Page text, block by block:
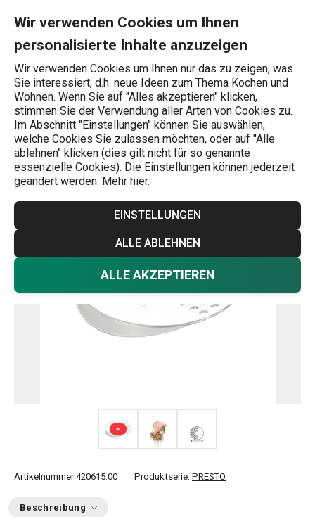
Wir verwenden Cookies um Ihnen
personalisierte Inhalte anzuzeigen
Wir verwenden Cookies um Ihnen nur das zu zeigen, was
Sie interessiert, d.h. neue Ideen zum Thema Kochen und
Wohnen. Wenn Sie auf "Alles akzeptieren" klicken,
stimmen Sie der Verwendung aller Arten von Cookies zu.
Im Abschnitt "Einstellungen" können Sie auswählen,
welche Cookies Sie zulassen möchten, oder auf "Alle
ablehnen" klicken (dies gilt nicht für so genannte
essenzielle Cookies). Die Einstellungen können jederzeit
geändert werden. Mehr hier.
EINSTELLUNGEN
ALLE ABLEHNEN
ALLE AKZEPTIEREN
Wonach suchen Sie?
Startseite
Seiher / Sieb für Konservendosen
PRESTO
Artikelnummer 420615.00 Produktserie: PRESTO
Beschreibung